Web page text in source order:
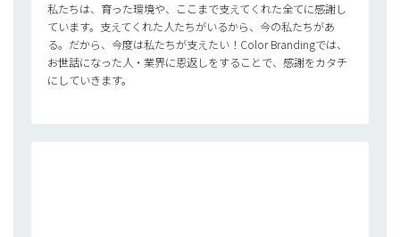
私たちは、育った環境や、ここまで支えてくれた全てに感謝し
ています。支えてくれた人たちがいるから、今の私たちがあ
る。だから、今度は私たちが支えたい！Color Brandingでは、
お世話になった人・業界に恩返しをすることで、感謝をカタチ
にしていきます。